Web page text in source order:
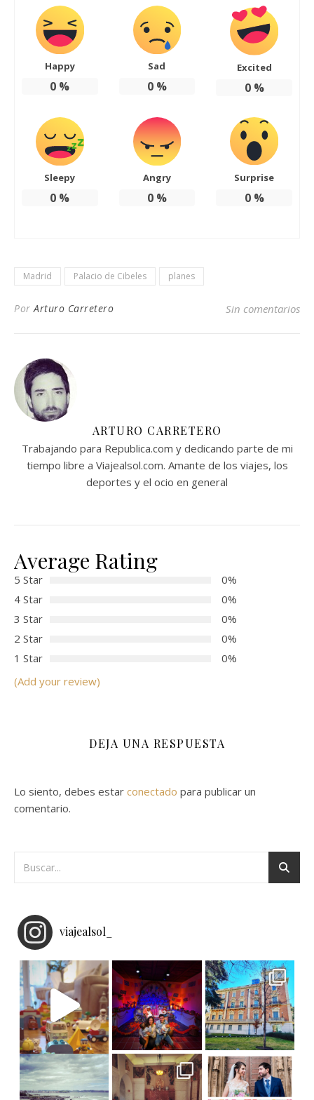
Happy
0 %
Sad
0%
Excited
0%
Sleepy
0 %
Angry
0%
Surprise
0%
Madrid Palacio de Cibeles planes
PorArturo Carretero Sin comentarios
ARTURO CARRETERO
Trabajando para Republica.com y dedicando parte de mi
tiempo libre a Viajealsol.com. Amante de los viajes, los
deportes y el ocio en general
Average Rating
5 Star
0%
4 Star
0%
3 Star
0%
2 Star
0%
1 Star
0%
(Add your review)
DEJA UNA RESPUESTA
Lo siento, debes estar conectado para publicar un
comentario.
viajealsol_